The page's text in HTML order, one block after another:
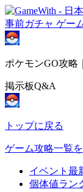
事前ガチャ ゲー
ポケモンGO攻略
掲示板Q&A
トップに戻る
ゲーム攻略一覧
イベント最
個体値ラン